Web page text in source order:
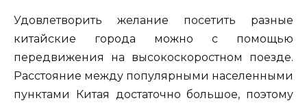
Удовлетворить желание посетить разные
китайские города можно с помощью
передвижения на высокоскоростном поезде.
Расстояние между популярными населенными
пунктами Китая достаточно большое, поэтому